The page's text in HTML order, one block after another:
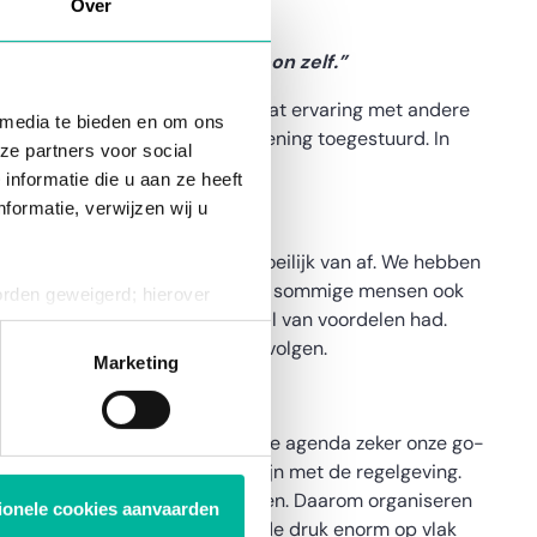
Over
te bieden en om ons
partners voor social
die u aan ze heeft
verwijzen wij u
geweigerd; hierover
op elk moment intrekken
Marketing
cookies aanvaarden
eindgebruiker, inderdaad.
doe je dat bij
gewoon zelf.”
. Zoals ik al zei, had ik al wat ervaring met andere
daarna kreeg ik vaak de rekening toegestuurd. In
en stappen daar moeilijk van af. We hebben
Anders komt het er bij sommige mensen ook
communiceren was en het tal van voordelen had.
berichten te sturen en op te volgen.
wat organisatie. Daarom is de agenda zeker onze go-
te volgen en te limiteren in lijn met de regelgeving.
en blijven bewegen. Daarom organiseren
die verlaagd de druk enorm op vlak